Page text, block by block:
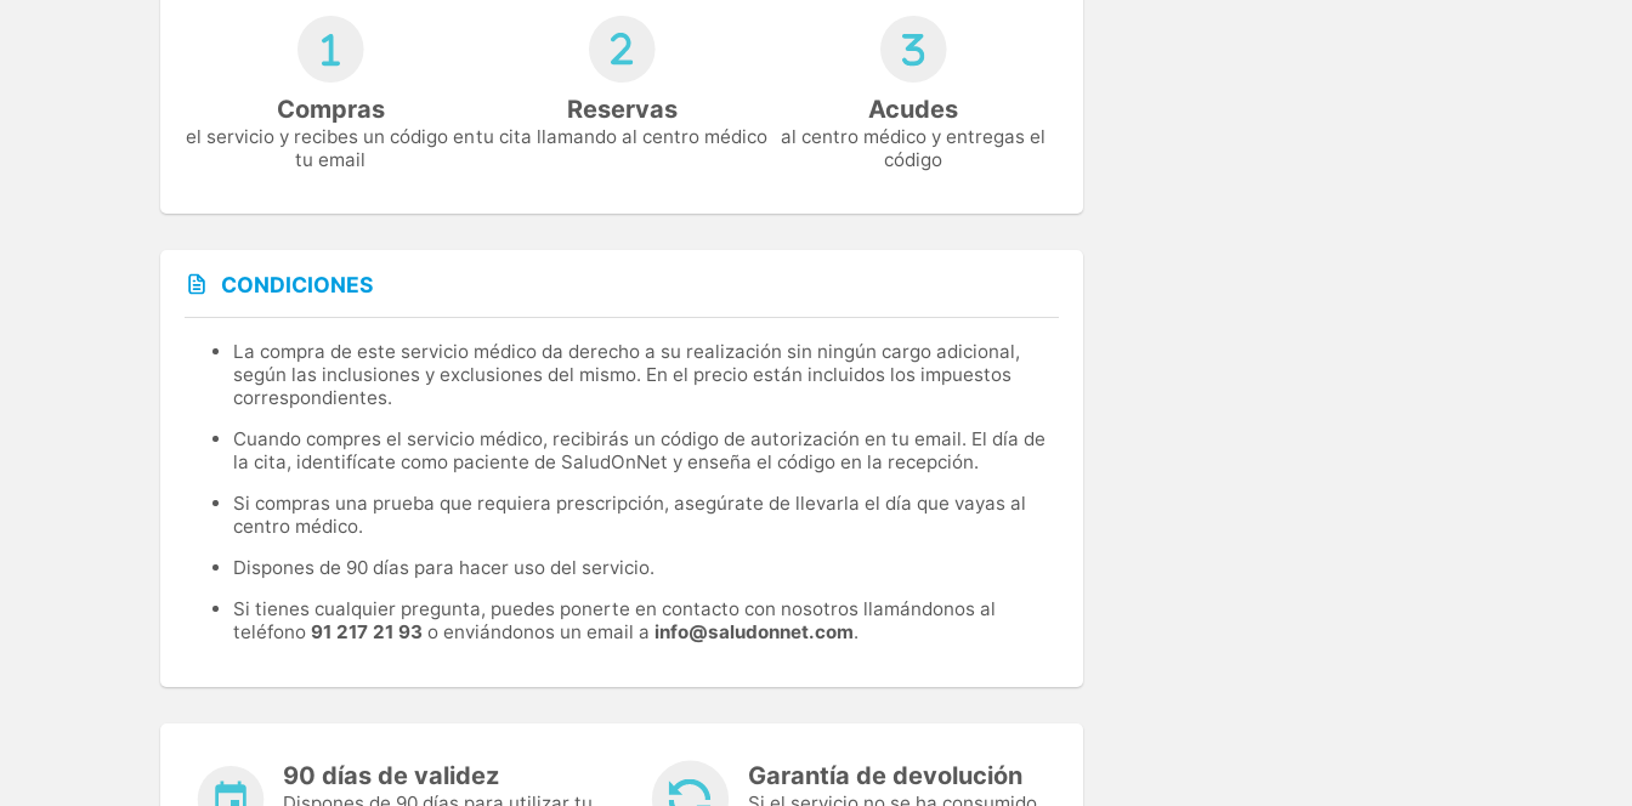
Compras
el servicio y recibes un código en
tu email
Reservas
tu cita llamando al centro médico
Acudes
al centro médico y entregas el
código
CONDICIONES
La compra de este servicio médico da derecho a su realización sin ningún cargo adicional,
según las inclusiones y exclusiones del mismo. En el precio están incluidos los impuestos
correspondientes.
Cuando compres el servicio médico, recibirás un código de autorización en tu email. El día de
la cita, identifícate como paciente de SaludOnNet y enseña el código en la recepción.
Si compras una prueba que requiera prescripción, asegúrate de llevarla el día que vayas al
centro médico.
Dispones de 90 días para hacer uso del servicio.
Si tienes cualquier pregunta, puedes ponerte en contacto con nosotros llamándonos al
teléfono 91 217 21 93 o enviándonos un email a info@saludonnet.com.
90 días de validez Garantía de devolución